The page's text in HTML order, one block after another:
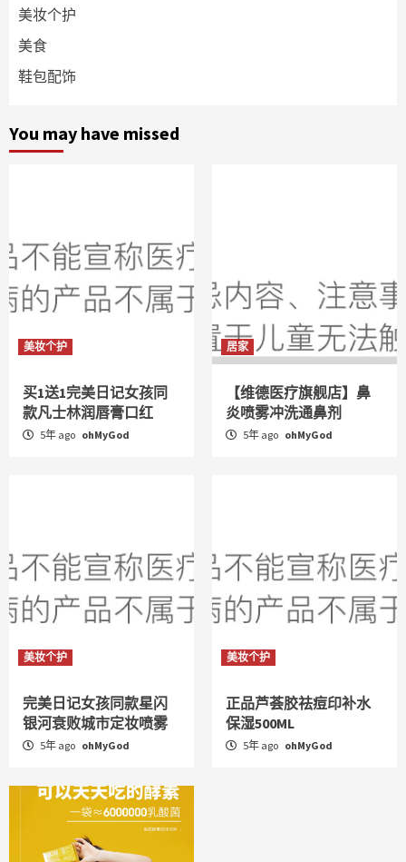
美妆个护
美食
鞋包配饰
You may have missed
美妆个护
买1送1完美日记女孩同
款凡士林润唇膏口红
5年 ago ohMyGod
居家
【维德医疗旗舰店】鼻
炎喷雾冲洗通鼻剂
5年 ago ohMyGod
美妆个护
完美日记女孩同款星闪
银河衰败城市定妆喷雾
5年 ago ohMyGod
美妆个护
正品芦荟胶祛痘印补水
保湿500ML
5年 ago ohMyGod